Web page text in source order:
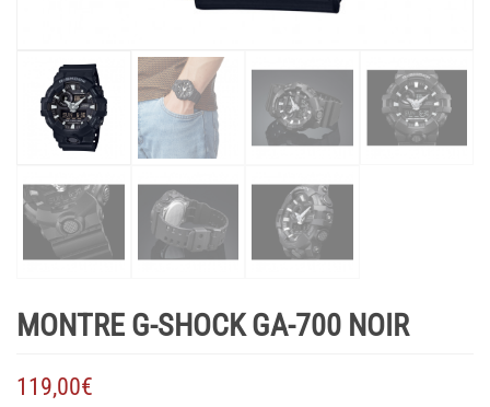
MONTRE G-SHOCK GA-700 NOIR
119,00€